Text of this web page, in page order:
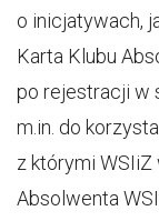
o inicjatywach,
Karta Klubu
po rejestracji w
m.in. do
z którymi WSIiZ
Absolwenta